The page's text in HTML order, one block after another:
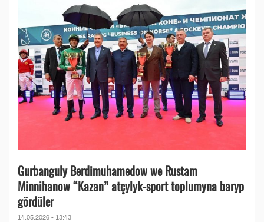
Gurbanguly Berdimuhamedow we Rustam
Minnihanow “Kazan” atçylyk-sport toplumyna baryp
gördüler
14.05.2026 - 13:43